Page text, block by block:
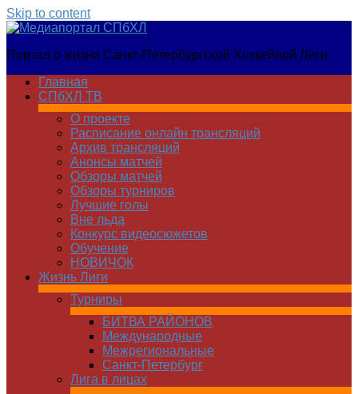
Skip to content
Медиапортал
Портал о жизни Санкт-Петербургской Хоккейной Лиги
Главная
СПбХЛ ТВ
О проекте
Расписание онлайн трансляций
Архив трансляций
Анонсы матчей
Обзоры матчей
Обзоры турниров
Лучшие голы
Вне льда
Конкурс видеосюжетов
Обучение
НОВИЧОК
Жизнь Лиги
Турниры
БИТВА РАЙОНОВ
Международные
Межрегиональные
Санкт-Петербург
Лига в лицах